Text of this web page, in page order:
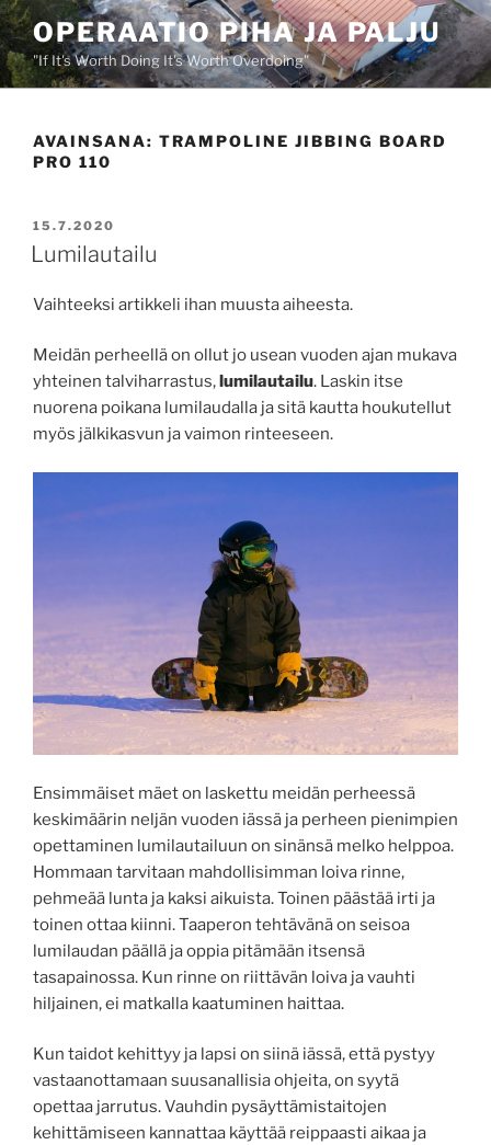
Siirry
sisältöönOPERAATIO PIHA JA PALJU
"If It's Worth Doing It's Worth Overdoing"
AVAINSANA: TRAMPOLINE JIBBING BOARD
PRO 110
JULKAISTU
15.7.2020
Lumilautailu
Vaihteeksi artikkeli ihan muusta aiheesta.
Meidän perheellä on ollut jo usean vuoden ajan mukava
yhteinen talviharrastus,lumilautailu. Laskin itse
nuorena poikana lumilaudalla ja sitä kautta houkutellut
myös jälkikasvun ja vaimon rinteeseen.
Ensimmäiset mäet on laskettu meidän perheessä
keskimäärin neljän vuoden iässä ja perheen pienimpien
opettaminen lumilautailuun on sinänsä melko helppoa.
Hommaan tarvitaan mahdollisimman loiva rinne,
pehmeää lunta ja kaksi aikuista. Toinen päästää irti ja
toinen ottaa kiinni. Taaperon tehtävänä on seisoa
lumilaudan päällä ja oppia pitämään itsensä
tasapainossa. Kun rinne on riittävän loiva ja vauhti
hiljainen, ei matkalla kaatuminen haittaa.
Kun taidot kehittyy ja lapsi on siinä iässä, että pystyy
vastaanottamaan suusanallisia ohjeita, on syytä
opettaa jarrutus. Vauhdin pysäyttämistaitojen
kehittämiseen kannattaa käyttää reippaasti aikaa ja